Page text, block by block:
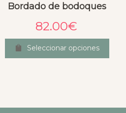
Bordado de bodoques
82.00€
Seleccionar opciones